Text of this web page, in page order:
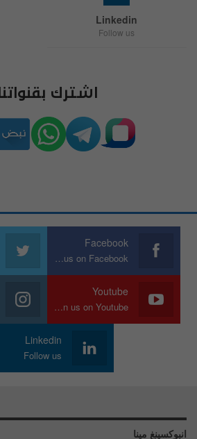
Linkedin
Follow us
اشترك بقنواتنا
Facebook
Join us on Facebook
Youtube
Join us on Youtube
Linkedin
Follow us
انبوكسينغ مينا